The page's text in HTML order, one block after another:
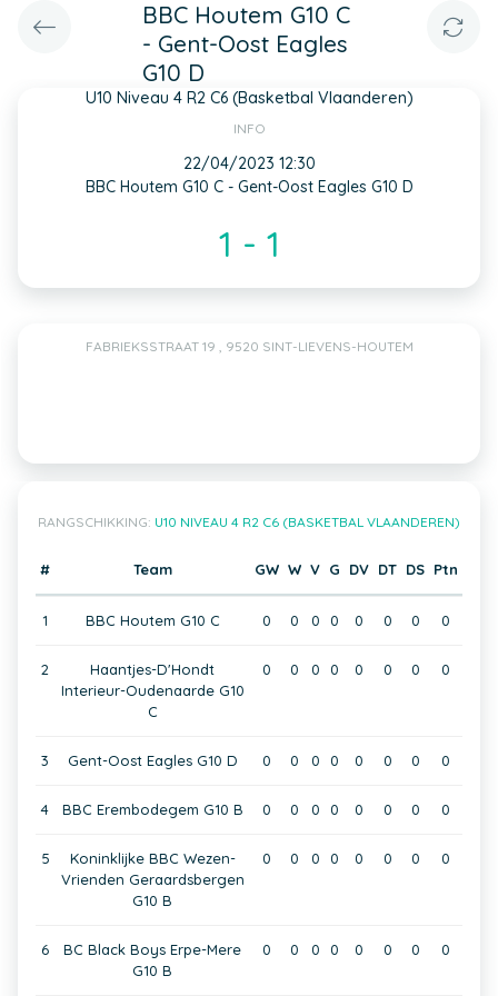
BBC Houtem G10 C
- Gent-Oost Eagles
G10 D
U10 Niveau 4 R2 C6 (Basketbal Vlaanderen)
INFO
22/04/2023 12:30
BBC Houtem G10 C - Gent-Oost Eagles G10 D
1 - 1
FABRIEKSSTRAAT 19 , 9520 SINT-LIEVENS-HOUTEM
RANGSCHIKKING: U10 NIVEAU 4 R2 C6 (BASKETBAL VLAANDEREN)
# Team GW W V G DV DT DS Ptn
1 BBC Houtem G10 C 0 0 0 0 0 0 0 0
2
Haantjes-D'Hondt
Interieur-Oudenaarde G10
C
0 0 0 0 0 0 0 0
3 Gent-Oost Eagles G10 D 0 0 0 0 0 0 0 0
4 BBC Erembodegem G10 B 0 0 0 0 0 0 0 0
5
Koninklijke BBC Wezen-
Vrienden Geraardsbergen
G10 B
0 0 0 0 0 0 0 0
6
BC Black Boys Erpe-Mere
G10 B
0 0 0 0 0 0 0 0